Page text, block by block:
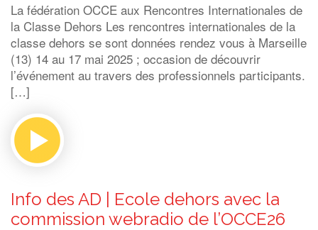
La fédération OCCE aux Rencontres Internationales de
la Classe Dehors Les rencontres internationales de la
classe dehors se sont données rendez vous à Marseille
(13) 14 au 17 mai 2025 ; occasion de découvrir
l’événement au travers des professionnels participants.
[…]
Info des AD | Ecole dehors avec la
commission webradio de l’OCCE26